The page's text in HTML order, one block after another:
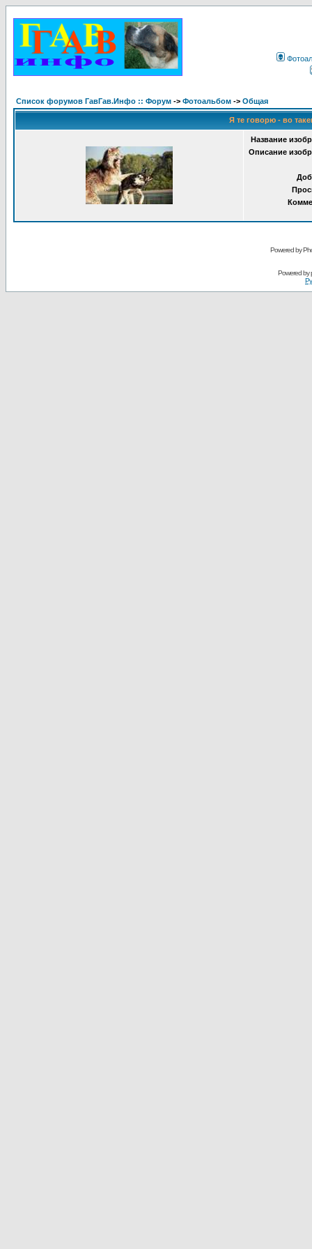
Список форумов ГавГав.Инфо :: Форум -> Фотоальбом -> Общая
Я те говорю - во
Название
Описание
Powered by
Powered by